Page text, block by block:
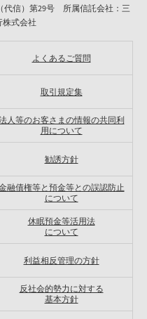
代信）第29号 所属信託会社：三
株式会社
よくあるご質問
取引規定集
人等のお客さまの情報の共同利
用について
勧誘方針
融債権等と預金等との誤認防止
について
休眠預金等活用法
について
利益相反管理の方針
反社会的勢力に対する
基本方針